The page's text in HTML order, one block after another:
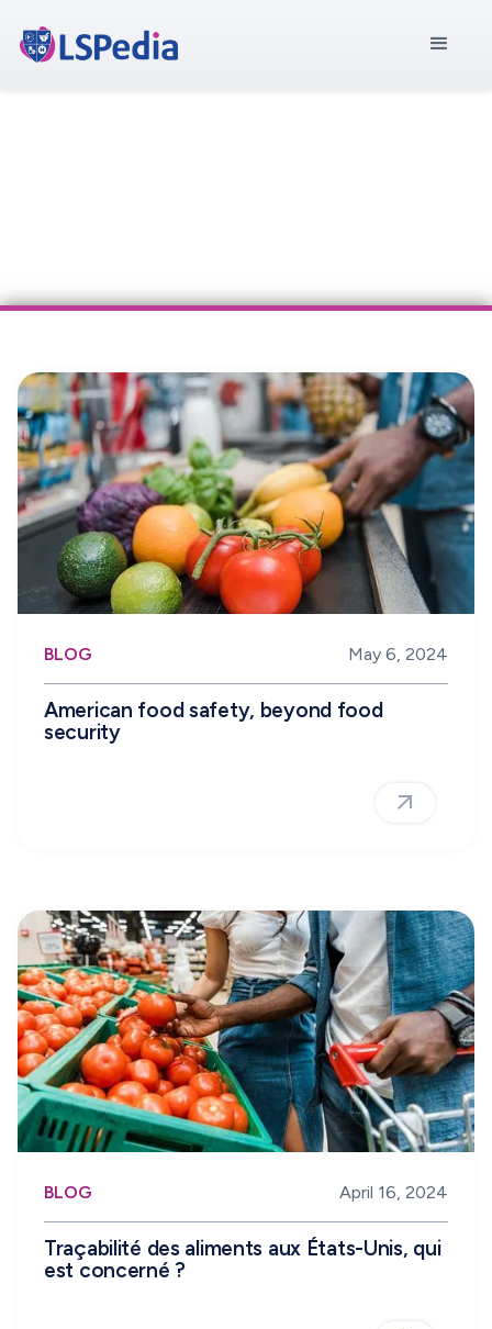
BLOG May 6, 2024
American food safety, beyond food
security
BLOG April 16, 2024
Traçabilité des aliments aux États-Unis, qui
est concerné ?